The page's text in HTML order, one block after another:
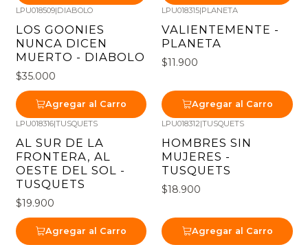
LPU018509|DIABOLO
LOS GOONIES
NUNCA DICEN
MUERTO - DIABOLO
$35.000
Agregar al Carro
LPU018315|PLANETA
VALIENTEMENTE -
PLANETA
$11.900
Agregar al Carro
LPU018316|TUSQUETS
AL SUR DE LA
FRONTERA, AL
OESTE DEL SOL -
TUSQUETS
$19.900
Agregar al Carro
LPU018312|TUSQUETS
HOMBRES SIN
MUJERES -
TUSQUETS
$18.900
Agregar al Carro